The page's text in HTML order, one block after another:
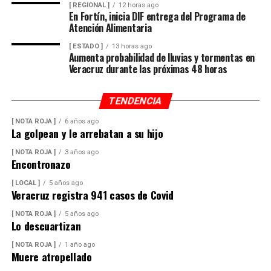
Aunque refrescos y cigarros acaparan la atención por
ser productos de consumo masivo, los impuestos
Videojuegos violentos:aumento del 8% en
Casas de apuestas en línea:nuevo gravamen del
30% al 50% sobre el monto total de cada
transacción.
El trasfondo de la medida
Hacienda defiende que los “impuestos saludables” son
un instrumento con fines extrafiscales para
patrones de consumo dañinos
el efecto inmediato será un encarecimiento para
millones de mexicanos que consumen refrescos y
cigarros de manera cotidiana.
[ REGIONAL ] 12 horas ago
En Fortín, inicia DIF entrega del Programa de
Atención Alimentaria
[ ESTADO ] 13 horas ago
Aumenta probabilidad de lluvias y tormentas en
Veracruz durante las próximas 48 horas
TENDENCIA
[ NOTA ROJA ] 6 años ago
La golpean y le arrebatan a su hijo
[ NOTA ROJA ] 3 años ago
Encontronazo
[ LOCAL ] 5 años ago
Veracruz registra 941 casos de Covid
[ NOTA ROJA ] 5 años ago
Lo descuartizan
[ NOTA ROJA ] 1 año ago
Muere atropellado